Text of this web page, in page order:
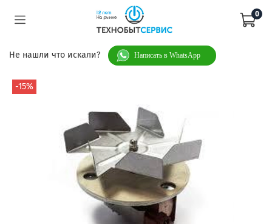
0
Не нашли что искали? Написать в WhatsApp
-15%